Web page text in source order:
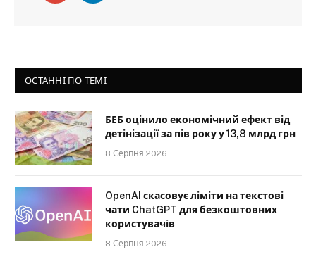
ОСТАННІ ПО ТЕМІ
БЕБ оцінило економічний ефект від
детінізації за пів року у 13,8 млрд грн
8 Серпня 2026
OpenAI скасовує ліміти на текстові
чати ChatGPT для безкоштовних
користувачів
8 Серпня 2026